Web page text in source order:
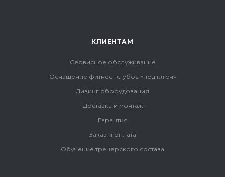
КЛИЕНТАМ
Сервисное обслуживание
Оснащение фитнес-клубов «под ключ»
Лизинг оборудования
Доставка и монтаж
Гарантия
Заказ и оплата
Обучение тренерского состава